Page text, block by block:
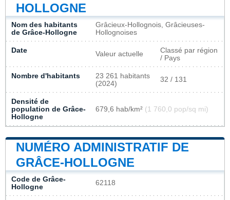
HOLLOGNE
Nom des habitants
de Grâce-Hollogne
Grâcieux-Hollognois, Grâcieuses-
Hollognoises
Date Valeur actuelle
Classé par région
/ Pays
Nombre d'habitants
23 261 habitants
(2024)
32 / 131
Densité de
population de Grâce-
Hollogne
679,6 hab/km² (1 760,0 pop/sq mi)
NUMÉRO ADMINISTRATIF DE
GRÂCE-HOLLOGNE
Code de Grâce-
Hollogne
62118